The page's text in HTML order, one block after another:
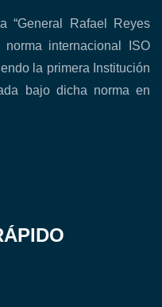
“General Rafael Reyes
internacional ISO
la primera Institución
bajo dicha norma en